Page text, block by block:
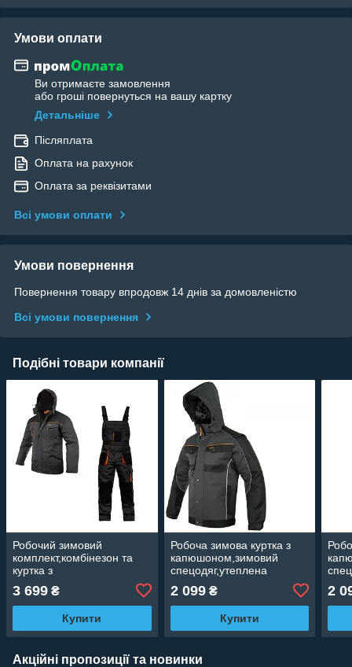
Умови оплати
Ви отримаєте замовлення
або гроші повернуться на вашу картку
Детальніше
Післяплата
Оплата на рахунок
Оплата за реквізитами
Всі умови оплати
Умови повернення
Повернення товару впродовж 14 днів за домовленістю
Всі умови повернення
Подібні товари компанії
Робочий зимовий
комплект,комбінезон та
куртка з
спецодяг,уніформа тепла
Classic OC
3 699 ₴
Купити
Робоча зимова куртка з
капюшоном,зимовий
спецодяг,утеплена
ArtMaster Classic Winox
2 099₴
Купити
long
2
Акційні пропозиції та новинки